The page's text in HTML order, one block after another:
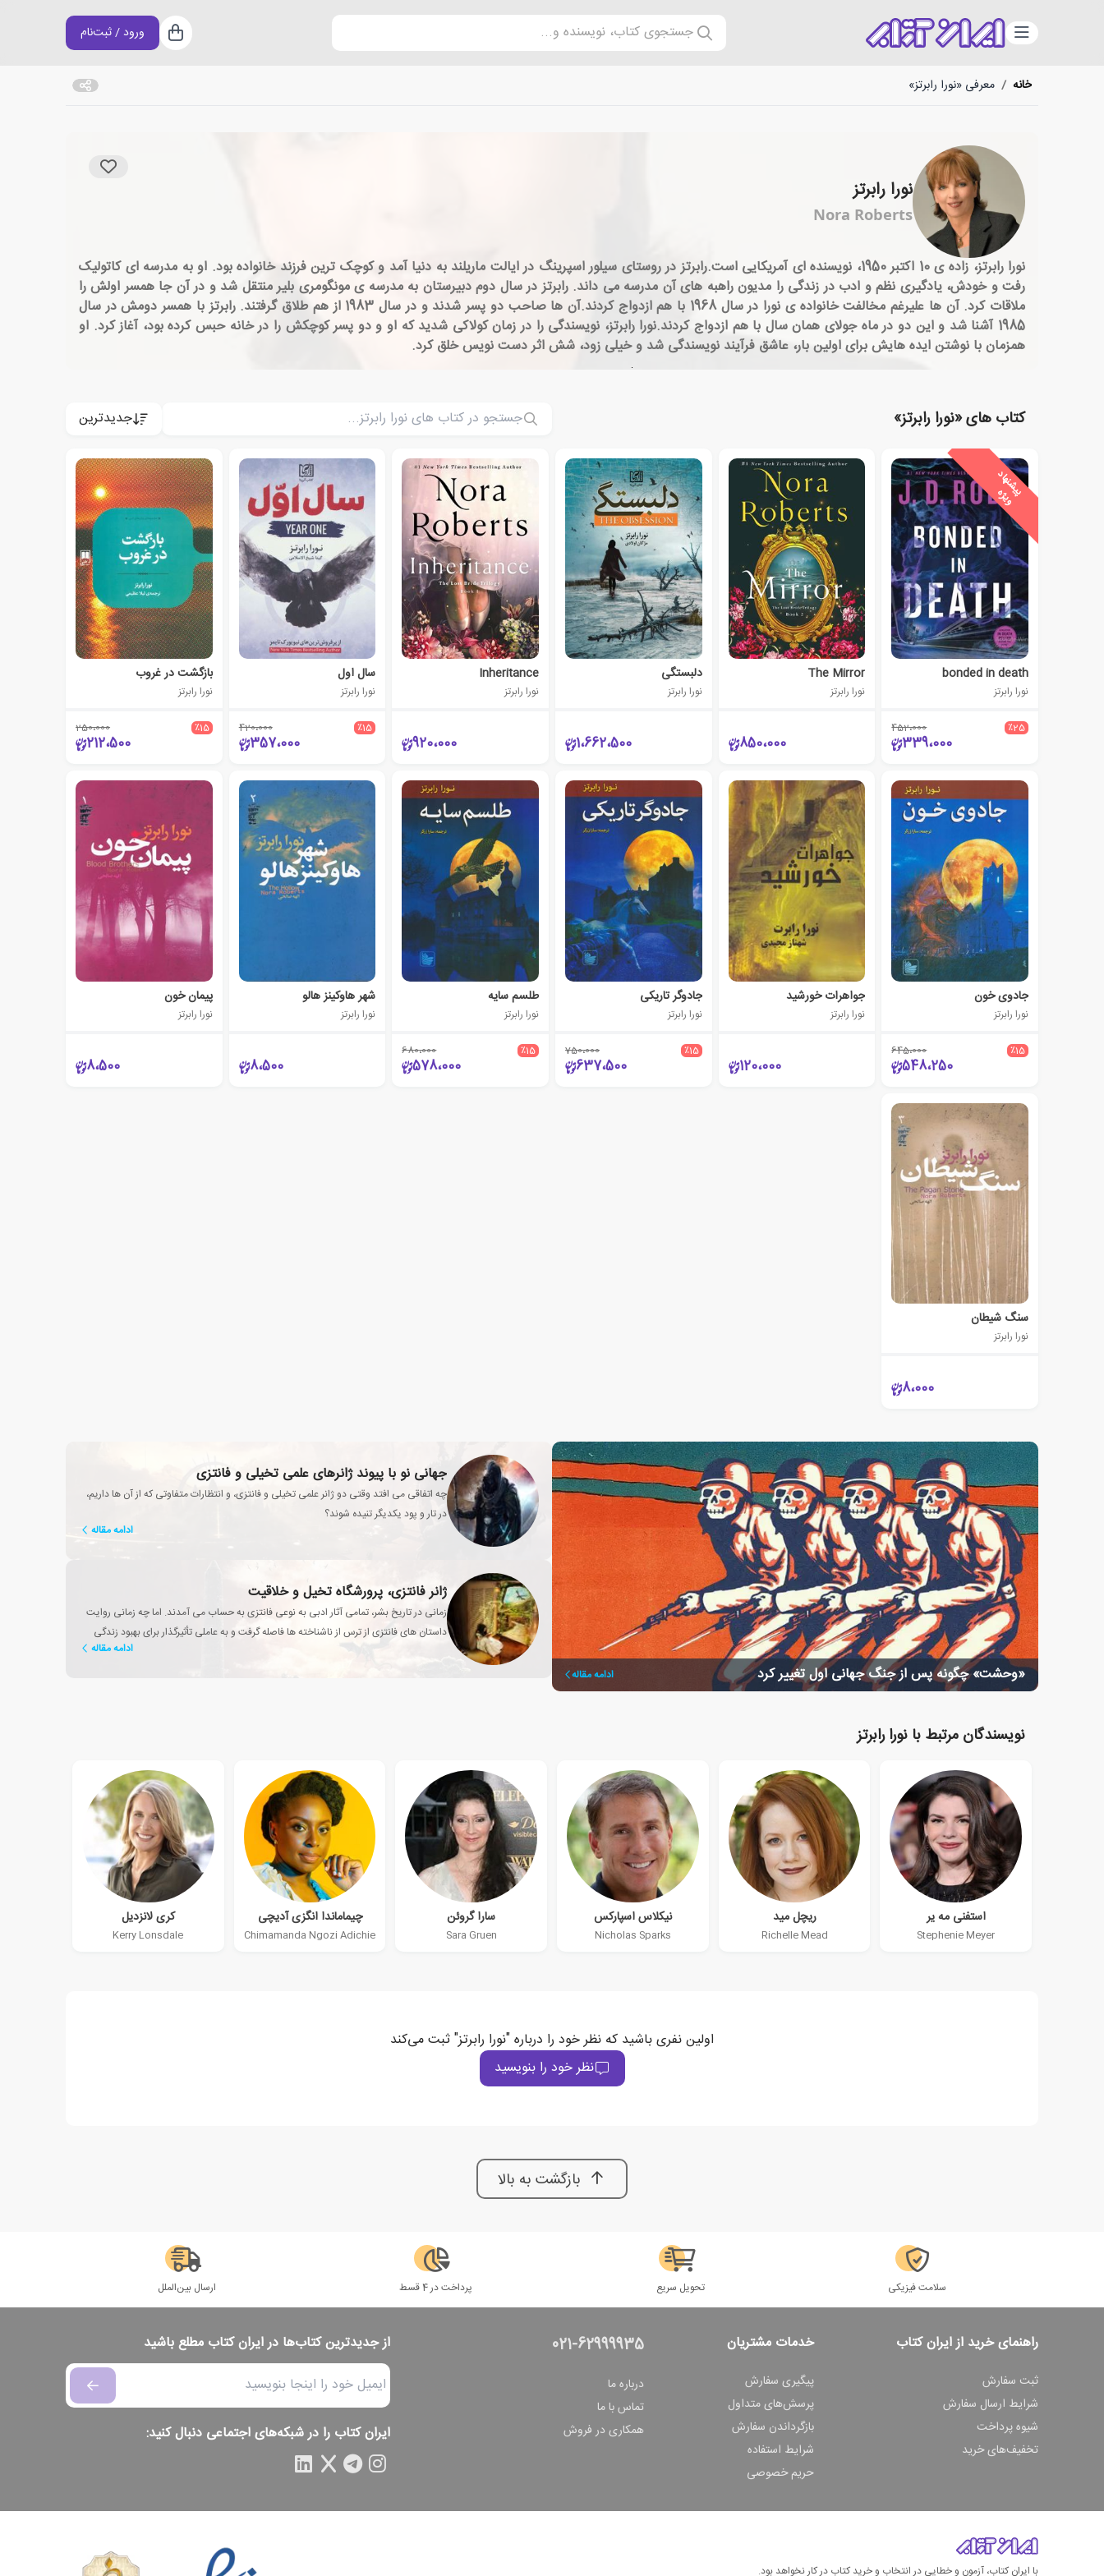
دسته‌بندی جستجوی کتاب، نویسنده و... سبد خرید
ورود / ثبت‌نام
خانه / معرفی «نورا رابرتز»
نورا رابرتز
Nora Roberts
نورا رابرتز، زاده ی 10 اکتبر 1950، نویسنده ای آمریکایی است.رابرتز در روستای سیلور اسپرینگ در ایالت ماریلند به دنیا آمد و کوچک ترین فرزند خانواده بود. او به مدرسه ای کاتولیک
رفت و خودش، یادگیری نظم و ادب در زندگی را مدیون راهبه های آن مدرسه می داند. رابرتز در سال دوم دبیرستان به مدرسه ی مونگومری بلیر منتقل شد و در آن جا همسر اولش را
ملاقات کرد. آن ها علیرغم مخالفت خانواده ی نورا در سال 1968 با هم ازدواج کردند.آن ها صاحب دو پسر شدند و در سال 1983 از هم طلاق گرفتند. رابرتز با همسر دومش در سال
1985 آشنا شد و این دو در ماه جولای همان سال با هم ازدواج کردند.نورا رابرتز، نویسندگی را در زمان کولاکی شدید که او و دو پسر کوچکش را در خانه حبس کرده بود، آغاز کرد. او
همزمان با نوشتن ایده هایش برای اولین بار، عاشق فرآیند نویسندگی شد و خیلی زود، شش اثر دست نویس خلق کرد.
کتاب های «نورا رابرتز» جدیدترین
پ
ی
ش
ن
ه
ا
د
و
ی
ژ
ه
bonded in death
نورا رابرتز
٪25 452،000
339،000
The Mirror
نورا رابرتز
850،000
دلبستگی
نورا رابرتز
1،662،500
Inheritance
نورا رابرتز
920،000
سال اول
نورا رابرتز
٪15 420،000
357،000
بازگشت در غروب
نورا رابرتز
٪15 250،000
212،500
جادوی خون
نورا رابرتز
٪15 645،000
548،250
جواهرات خورشید
نورا رابرتز
120،000
جادوگر تاریکی
نورا رابرتز
٪15 750،000
637،500
طلسم سایه
نورا رابرتز
٪15 680،000
578،000
شهر هاوکینز هالو
نورا رابرتز
8،500
پیمان خون
نورا رابرتز
8،500
سنگ شیطان
نورا رابرتز
8،000
«وحشت» چگونه پس از جنگ جهانی اول تغییر کرد ادامه مقاله
جهانی نو با پیوند ژانرهای علمی تخیلی و فانتزی
چه اتفاقی می افتد وقتی دو ژانر علمی تخیلی و فانتزی، و انتظارات متفاوتی که از آن ها داریم،
در تار و پود یکدیگر تنیده شوند؟
ادامه مقاله
ژانر فانتزی، پرورشگاه تخیل و خلاقیت
زمانی در تاریخ بشر، تمامی آثار ادبی به نوعی فانتزی به حساب می آمدند. اما چه زمانی روایت
داستان های فانتزی از ترس از ناشناخته ها فاصله گرفت و به عاملی تأثیرگذار برای بهبود زندگی
ادامه مقاله
نویسندگان مرتبط با نورا رابرتز
استفنی مه یر
Stephenie Meyer
ریچل مید
Richelle Mead
نیکلاس اسپارکس
Nicholas Sparks
سارا گروئن
Sara Gruen
چیماماندا انگزی آدیچی
Chimamanda Ngozi Adichie
کری لانزدیل
Kerry Lonsdale
اولین نفری باشید که نظر خود را درباره "نورا رابرتز" ثبت می‌کند
نظر خود را بنویسید
بازگشت به بالا
سلامت فیزیکی تحویل سریع پرداخت در 4 قسط ارسال بین‌الملل
راهنمای خرید از ایران کتاب
ثبت سفارش
شرایط ارسال سفارش
شیوه پرداخت
تخفیف‌های خرید
خدمات مشتریان
پیگیری سفارش
پرسش‌های متداول
بازگرداندن سفارش
شرایط استفاده
حریم خصوصی
021-62999935
درباره ما
تماس با ما
همکاری در فروش
از جدیدترین کتاب‌ها در ایران کتاب مطلع باشید
ایران کتاب را در شبکه‌های اجتماعی دنبال کنید:
با ایران کتاب، آزمون و خطایی در انتخاب و خرید کتاب در کار نخواهد بود.